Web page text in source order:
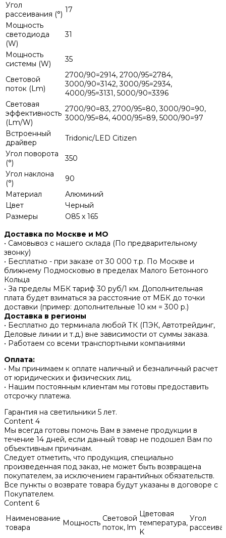
Угол
рассеивания (°) 17
Мощность
светодиода
(W)
31
Мощность
системы (W)
35
Световой
поток (Lm)
2700/90=2914, 2700/95=2784,
3000/90=3142, 3000/95=2934,
4000/95=3131, 5000/90=3396
Световая
эффективность
(Lm/W)
2700/90=83, 2700/95=80, 3000/90=90,
3000/95=84, 4000/95=89, 5000/90=97
Встроенный
драйвер
Tridonic/LED Citizen
Угол поворота
(°)
350
Угол наклона
(°)
90
Материал
Алюминий
Цвет
Черный
Размеры
O85 x 165
Доставка по Москве и МО
• Самовывоз с нашего склада (По предварительному
звонку)
• Бесплатно - при заказе от 30 000 т.р. По Москве и
ближнему Подмосковью в пределах Малого Бетонного
Кольца
• За пределы МБК тариф 30 руб/1 км. Дополнительная
плата будет взиматься за расстояние от МБК до точки
доставки (пример: дополнительные 10 км = 300 р.)
Доставка в регионы
• Бесплатно до терминала любой ТК (ПЭК, Автотрейдинг,
Деловые линии и т.д.) вне зависимости от суммы заказа.
• Работаем со всеми транспортными компаниями
Оплата:
• Мы принимаем к оплате наличный и безналичный расчет
от юридических и физических лиц.
• Нашим постоянным клиентам мы готовы предоставить
отсрочку платежа.
Гарантия на светильники 5 лет.
Content 4
Мы всегда готовы помочь Вам в замене продукции в
течение 14 дней, если данный товар не подошел Вам по
объективным причинам.
Следует отметить, что продукция, специально
произведенная под заказ, не может быть возвращена
покупателем, за исключением гарантийных обязательств.
Все пункты о возврате товара будут указаны в договоре с
Покупателем.
Content 6
Наименование
товара
Мощность Световой
поток, lm
Цветовая
температура,
K
Угол